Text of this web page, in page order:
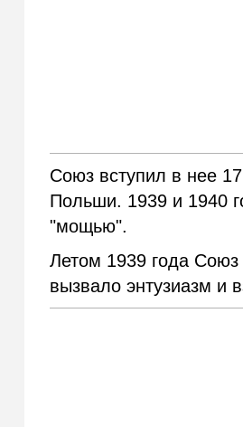
Союз вступил в нее
Польши. 1939 и 1940
"мощью".
Летом 1939 года
вызвало энтузиазм и